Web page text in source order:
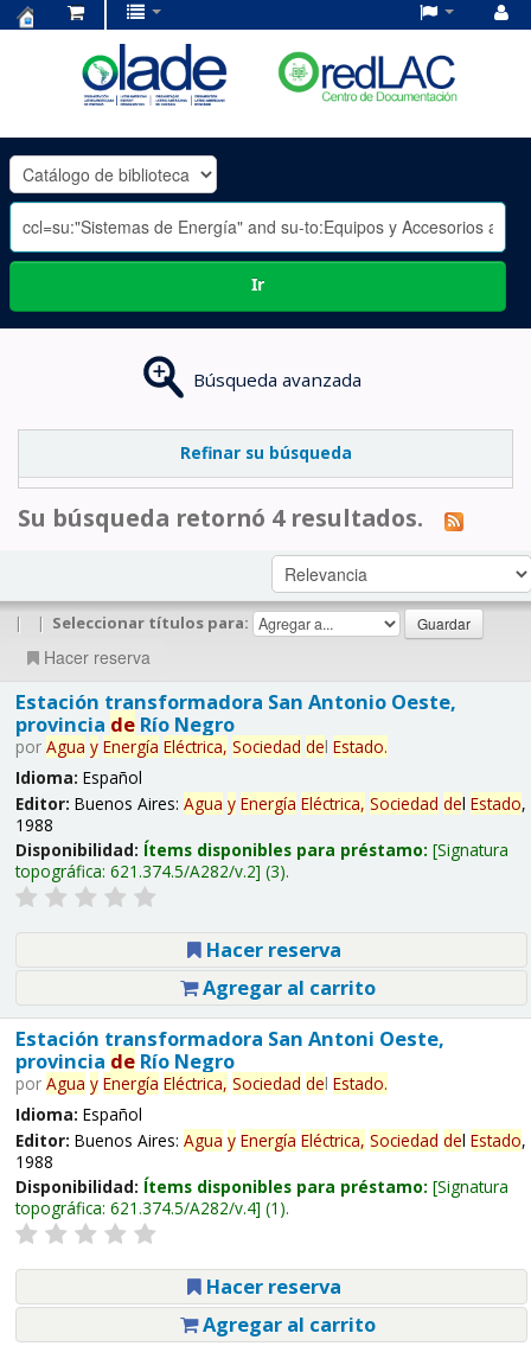
OLADE
-
Ir
Búsqueda avanzada
Refinar su búsqueda
Su búsqueda retornó 4 resultados.
| | Seleccionar títulos para:
Hacer reserva
Estación transformadora San Antonio Oeste,
provincia deRío Negro
por Agua y Energía Eléctrica, Sociedad del Estado.
Idioma: Español
Editor: Buenos Aires: Agua y Energía Eléctrica, Sociedad del Estado,
1988
Disponibilidad: Ítems disponibles para préstamo: Signatura
topográfica: 621.374.5/A282/v.2 (3).
Hacer reserva
Agregar al carrito
Estación transformadora San Antoni Oeste,
provincia deRío Negro
por Agua y Energía Eléctrica, Sociedad del Estado.
Idioma: Español
Editor: Buenos Aires: Agua y Energía Eléctrica, Sociedad del Estado,
1988
Disponibilidad: Ítems disponibles para préstamo: Signatura
topográfica: 621.374.5/A282/v.4 (1).
Hacer reserva
Agregar al carrito